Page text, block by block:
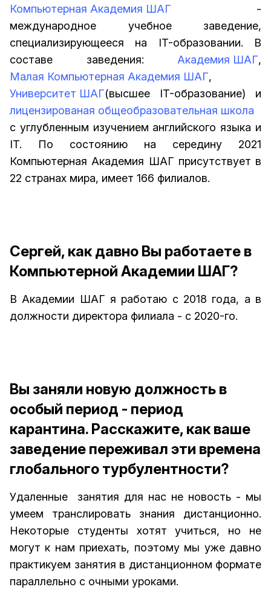
Компьютерная Академия ШАГ -
международное учебное заведение,
специализирующееся на IT-образовании. В
составе заведения: Академия ШАГ,
Малая Компьютерная Академия ШАГ,
Университет ШАГ(высшее IT-образование) и
лицензированая общеобразовательная школа
с углубленным изучением английского языка и
IT. По состоянию на середину 2021
Компьютерная Академия ШАГ присутствует в
22 странах мира, имеет 166 филиалов.
Сергей, как давно Вы работаете в
Компьютерной Академии ШАГ?
В Академии ШАГ я работаю с 2018 года, а в
должности директора филиала - с 2020-го.
Вы заняли новую должность в
особый период - период
карантина. Расскажите, как ваше
заведение переживал эти времена
глобального турбулентности?
Удаленные занятия для нас не новость - мы
умеем транслировать знания дистанционно.
Некоторые студенты хотят учиться, но не
могут к нам приехать, поэтому мы уже давно
практикуем занятия в дистанционном формате
параллельно с очными уроками.